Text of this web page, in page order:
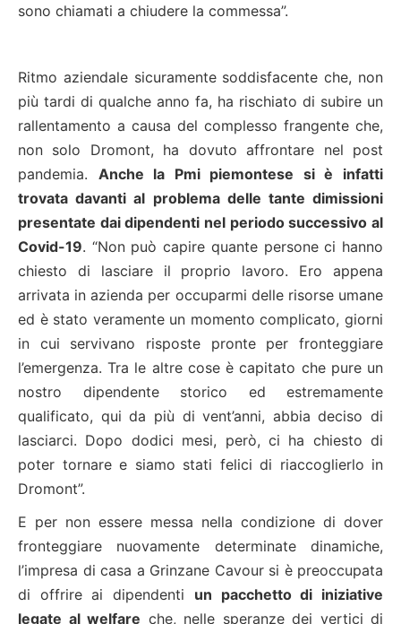
sono chiamati a chiudere la commessa”.
Ritmo aziendale sicuramente soddisfacente che, non
più tardi di qualche anno fa, ha rischiato di subire un
rallentamento a causa del complesso frangente che,
non solo Dromont, ha dovuto affrontare nel post
pandemia. Anche la Pmi piemontese si è infatti
trovata davanti al problema delle tante dimissioni
presentate dai dipendenti nel periodo successivo al
Covid-19. “Non può capire quante persone ci hanno
chiesto di lasciare il proprio lavoro. Ero appena
arrivata in azienda per occuparmi delle risorse umane
ed è stato veramente un momento complicato, giorni
in cui servivano risposte pronte per fronteggiare
l’emergenza. Tra le altre cose è capitato che pure un
nostro dipendente storico ed estremamente
qualificato, qui da più di vent’anni, abbia deciso di
lasciarci. Dopo dodici mesi, però, ci ha chiesto di
poter tornare e siamo stati felici di riaccoglierlo in
Dromont”.
E per non essere messa nella condizione di dover
fronteggiare nuovamente determinate dinamiche,
l’impresa di casa a Grinzane Cavour si è preoccupata
di offrire ai dipendenti un pacchetto di iniziative
legate al welfare che, nelle speranze dei vertici di